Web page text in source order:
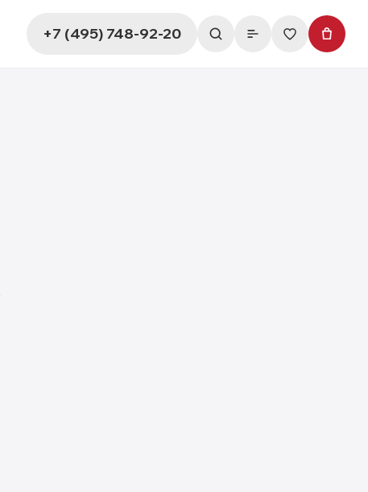
+7 (495) 748-92-20